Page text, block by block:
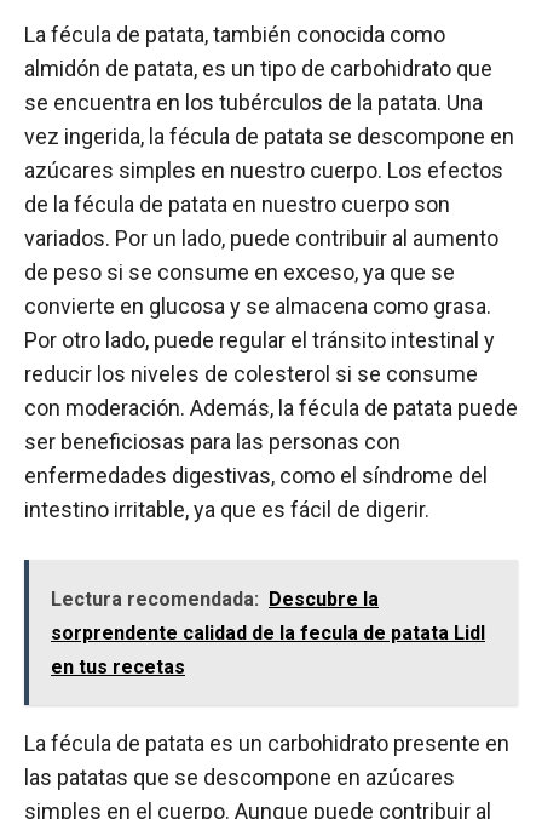
La fécula de patata, también conocida como
almidón de patata, es un tipo de carbohidrato que
se encuentra en los tubérculos de la patata. Una
vez ingerida, la fécula de patata se descompone en
azúcares simples en nuestro cuerpo. Los efectos
de la fécula de patata en nuestro cuerpo son
variados. Por un lado, puede contribuir al aumento
de peso si se consume en exceso, ya que se
convierte en glucosa y se almacena como grasa.
Por otro lado, puede regular el tránsito intestinal y
reducir los niveles de colesterol si se consume
con moderación. Además, la fécula de patata puede
ser beneficiosas para las personas con
enfermedades digestivas, como el síndrome del
intestino irritable, ya que es fácil de digerir.
Lectura recomendada: Descubre la
sorprendente calidad de la fecula de patata Lidl
en tus recetas
La fécula de patata es un carbohidrato presente en
las patatas que se descompone en azúcares
simples en el cuerpo. Aunque puede contribuir al